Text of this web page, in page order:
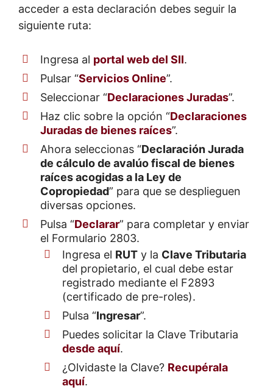
acceder a esta declaración debes seguir la
siguiente ruta:
Ingresa al portal web del SII.
Pulsar “Servicios Online”.
Seleccionar “Declaraciones Juradas”.
Haz clic sobre la opción “Declaraciones
Juradas de bienes raíces”.
Ahora seleccionas “Declaración Jurada
de cálculo de avalúo fiscal de bienes
raíces acogidas a la Ley de
Copropiedad” para que se desplieguen
diversas opciones.
Pulsa “Declarar” para completar y enviar
el Formulario 2803.
Ingresa el RUT y la Clave Tributaria
del propietario, el cual debe estar
registrado mediante el F2893
(certificado de pre-roles).
Pulsa “Ingresar”.
Puedes solicitar la Clave Tributaria
desde aquí.
¿Olvidaste la Clave? Recupérala
aquí.